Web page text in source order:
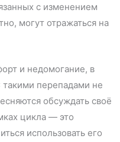
с изменением
могут отражаться на
и недомогание, в
перепадами не
обсуждать своё
цикла — это
использовать его